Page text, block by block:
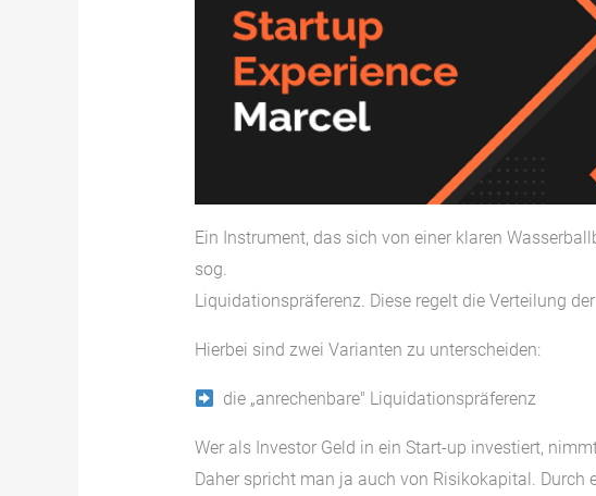
Ein Instrument, das sich von einer klaren
sog.
Liquidationspräferenz. Diese regelt die Verteilung
Hierbei sind zwei Varianten zu unterscheiden:
die „anrechenbare″ Liquidationspräferenz
Wer als Investor Geld in ein Start-up investiert,
Daher spricht man ja auch von Risikokapital. Durch